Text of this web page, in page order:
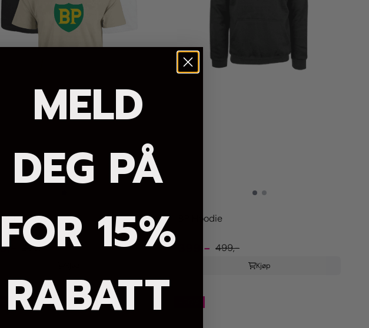
Cotton Tee
299,-
BP Hoodie
399,- 499,-
Kjøp
MELD
DEG PÅ
FOR 15%
RABATT